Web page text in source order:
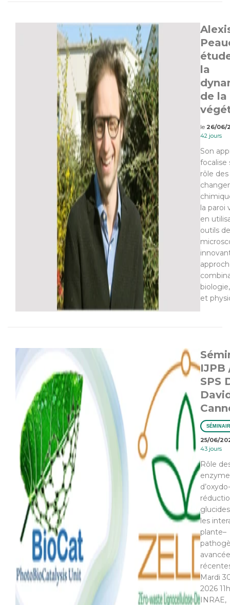
la
de
le 26/06/
42 jours
Son
focalise
rôle des
la paroi
en
outils de
et
IJPB
SPS
25/06/
43 jours
Rôle
d’oxydo-
les
plante–
Mardi
2026
INRAE,